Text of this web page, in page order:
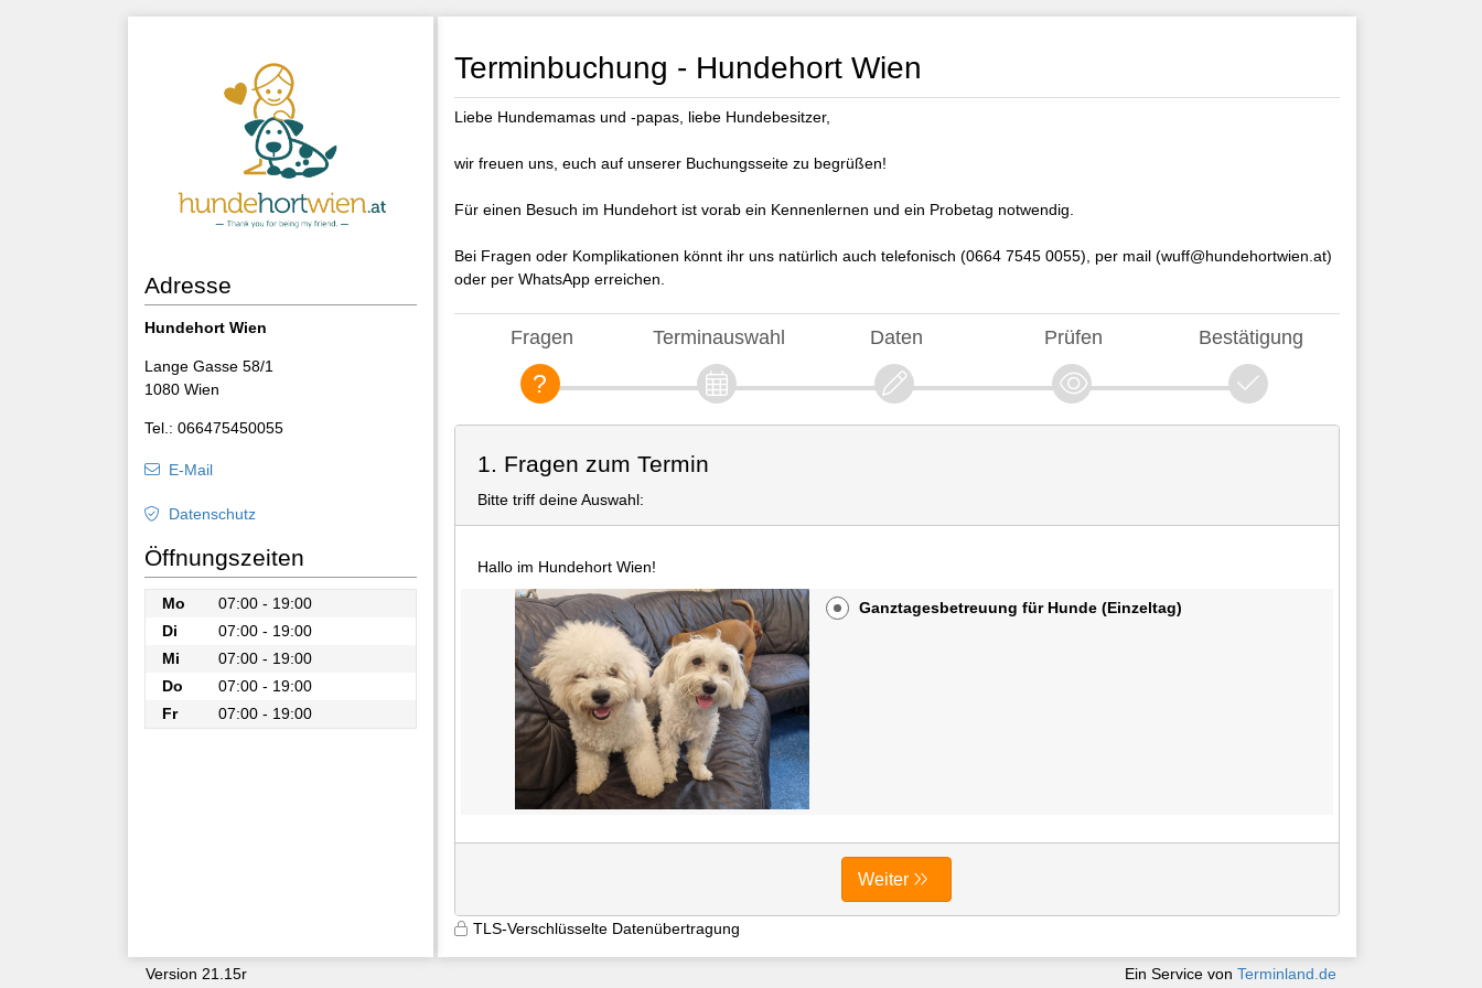
Terminbuchung - Hundehort Wien
Liebe Hundemamas und -papas, liebe Hundebesitzer,
wir freuen uns, euch auf unserer Buchungsseite zu begrüßen!
Für einen Besuch im Hundehort ist vorab ein Kennenlernen und ein Probetag notwendig.
Bei Fragen oder Komplikationen könnt ihr uns natürlich auch telefonisch (0664 7545 0055), per mail (wuff@hundehortwien.at)
oder per WhatsApp erreichen.
Fragen Terminauswahl Daten Prüfen Bestätigung
1. Fragen zum Termin
Bitte triff deine Auswahl:
Hallo im Hundehort Wien!
Ganztagesbetreuung für Hunde (Einzeltag)
Weiter
TLS-Verschlüsselte Datenübertragung
Adresse
Hundehort Wien
Lange Gasse 58/1
1080 Wien
Tel.: 066475450055
E-Mail
Datenschutz
Öffnungszeiten
Mo
07:00 - 19:00
Di
07:00 - 19:00
Mi
07:00 - 19:00
Do
07:00 - 19:00
Fr
07:00 - 19:00
Version 21.15r Ein Service von Terminland.de